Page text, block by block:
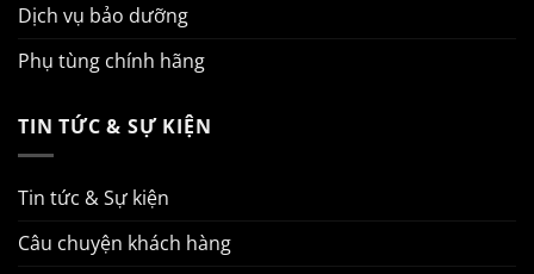
Dịch vụ bảo dưỡng
Phụ tùng chính hãng
TIN TỨC & SỰ KIỆN
Tin tức & Sự kiện
Câu chuyện khách hàng